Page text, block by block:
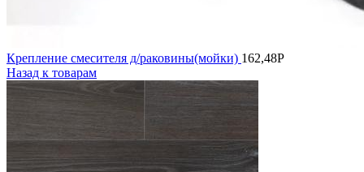
Крепление смесителя д/раковины(мойки) 162,48Р
Назад к товарам